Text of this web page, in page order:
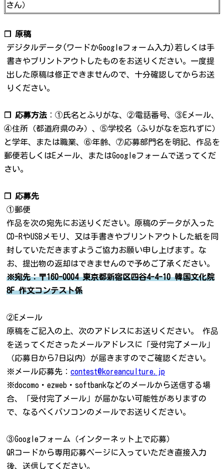
さん）
❐ 原稿
デジタルデータ(ワードかGoogleフォーム入力)若しくは手
書きやプリントアウトしたものをお送りください。一度提
出した原稿は修正できませんので、十分確認してからお送
りください。
❐ 応募方法 ：①氏名とふりがな、②電話番号、③Eメール、
④住所（都道府県のみ）、⑤学校名（ふりがなを忘れずに）
と学年、または職業、⑥年齢、⑦応募部門名を明記、作品を
郵便若しくはEメール、またはGoogleフォームで送ってくだ
さい。
❐ 応募先
①郵便
作品を次の宛先にお送りください。原稿のデータが入った
CD-RやUSBメモリ、又は手書きやプリントアウトした紙を同
封していただきますようご協力お願い申し上げます。な
お、提出物の返却はできませんので予めご了承ください。
※宛先：〒160-0004 東京都新宿区四谷4-4-10 韓国文化院
8F 作文コンテスト係
②Eメール
原稿をご記入の上、次のアドレスにお送りください。 作品
を送ってくださったメールアドレスに「受付完了メール」
（応募日から7日以内）が届きますのでご確認ください。
※メール応募先： contest@koreanculture.jp
※docomo・ezweb・softbankなどのメールから送信する場
合、「受付完了メール」が届かない可能性がありますの
で、なるべくパソコンのメールでお送りください。
③Googleフォーム（インターネット上で応募）
QRコードから専用応募ページに入っていただき直接入力
後、送信してください。